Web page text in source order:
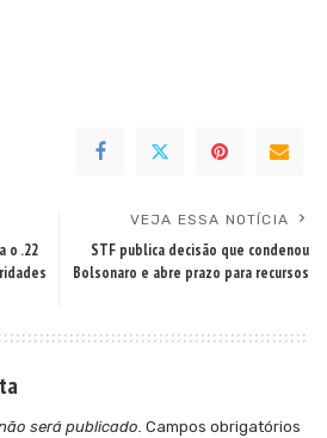
o .22
VEJA ESSA NOTÍCIA
STF publica decisão que condenou
Bolsonaro e abre prazo para recursos
será publicado. Campos obrigatórios